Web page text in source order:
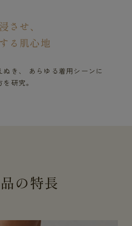
させ、
る肌心地
ぬき、 あらゆる着用シーンに
研究。
品の特長